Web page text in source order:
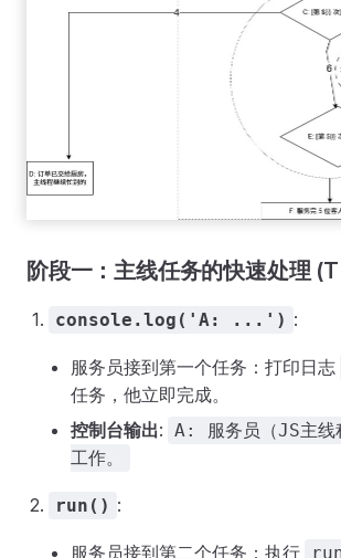
阶段一：主线任务的快速处理
console.log('A: ...') :
服务员接到第一个任务：打印日志
任务，他立即完成。
控制台输出: A: 服务员（JS主线
工作。
run() :
服务员接到第二个任务：执行